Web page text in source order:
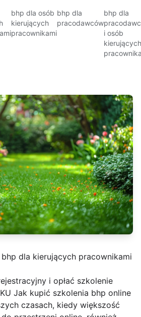
bhp dla osób
kierujących
pracownikami
bhp dla
pracodawców
bhp dla
i osób
kierujących
dla kierujących pracownikami
i opłać szkolenie
Jak kupić szkolenia bhp online
czasach, kiedy większość